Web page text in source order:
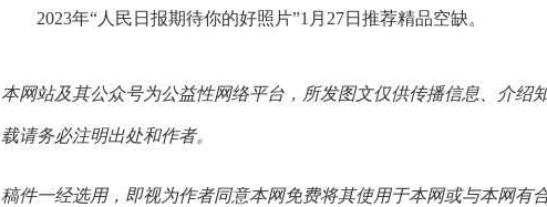
2023年“人民日报期待你的好照片”1月27日推荐精品空缺。
本网站及其公众号为公益性网络平台，所发图文仅供传播信息、介绍
载请务必注明出处和作者。
稿件一经选用，即视为作者同意本网免费将其使用于本网或与本网有